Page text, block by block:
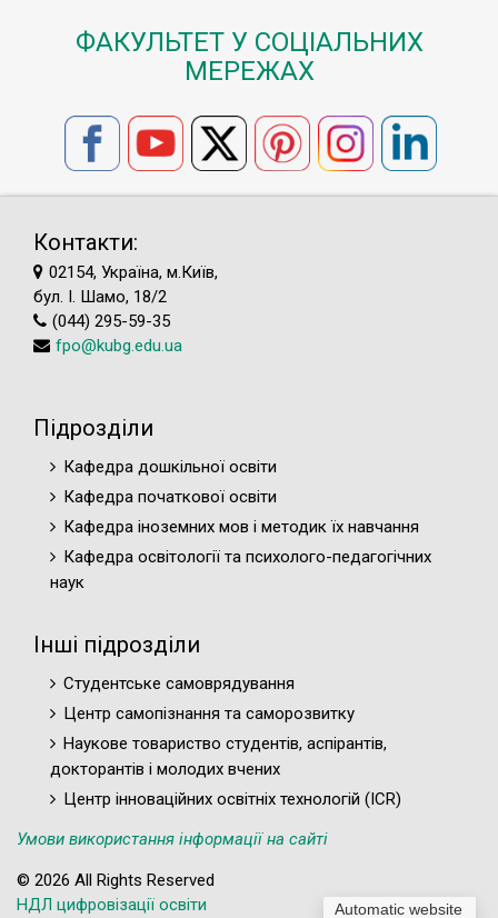
Automatic website
ФАКУЛЬТЕТ У СОЦІАЛЬНИХ
МЕРЕЖАХ
Контакти:
02154, Україна, м.Київ,
бул. І. Шамо, 18/2
(044) 295-59-35
fpo@kubg.edu.ua
Підрозділи
Кафедра дошкільної освіти
Кафедра початкової освіти
Кафедра іноземних мов і методик їх навчання
Кафедра освітології та психолого-педагогічних
наук
Інші підрозділи
Студентське самоврядування
Центр самопізнання та саморозвитку
Наукове товариство студентів, аспірантів,
докторантів і молодих вчених
Центр інноваційних освітніх технологій (ICR)
Умови використання інформації на сайті
© 2026 All Rights Reserved
НДЛ цифровізації освіти